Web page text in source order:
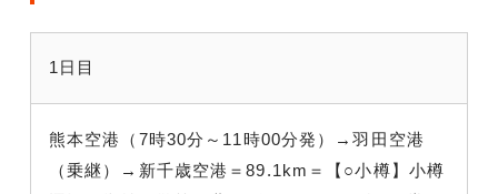
1日目
熊本空港（7時30分～11時00分発）→羽田空港
（乗継）→新千歳空港＝89.1km＝【○小樽】小樽